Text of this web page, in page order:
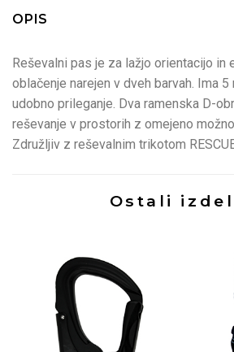
OPIS
Reševalni pas je za lažjo orientacijo in
oblačenje narejen v dveh barvah. Ima
udobno prileganje. Dva ramenska D-
reševanje v prostorih z omejeno
Združljiv z reševalnim trikotom
Ostali